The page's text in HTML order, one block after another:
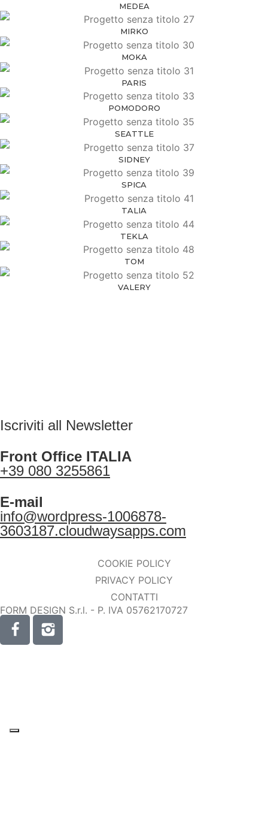
MEDEA
MIRKO
MOKA
PARIS
POMODORO
SEATTLE
SIDNEY
SPICA
TALIA
TEKLA
TOM
VALERY
Iscriviti all Newsletter
Front Office ITALIA
+39 080 3255861
E-mail
info@wordpress-1006878-
3603187.cloudwaysapps.com
COOKIE POLICY
PRIVACY POLICY
CONTATTI
FORM DESIGN S.r.l. - P. IVA 05762170727